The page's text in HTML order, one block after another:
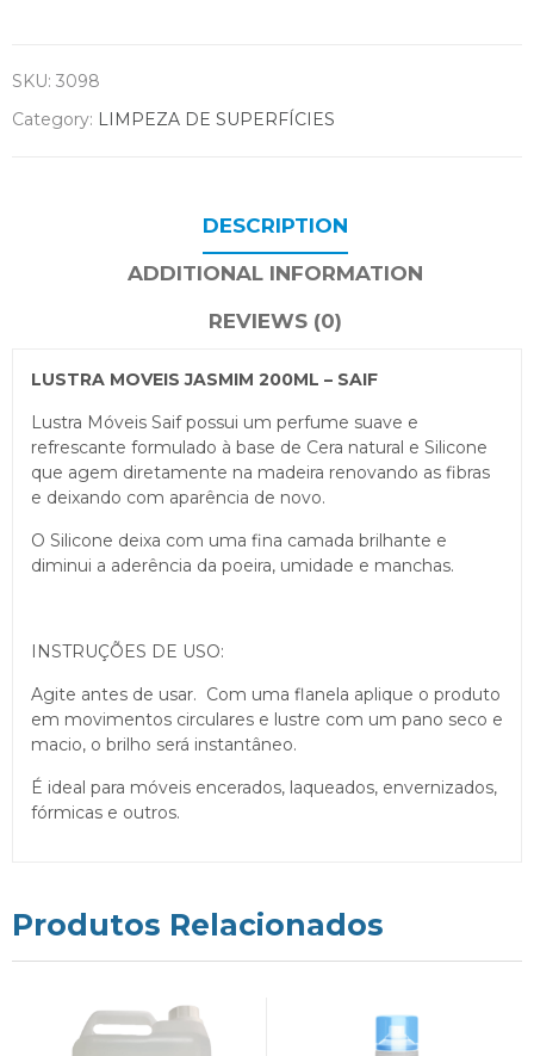
SKU: 3098
Category: LIMPEZA DE SUPERFÍCIES
DESCRIPTION
ADDITIONAL INFORMATION
REVIEWS (0)
LUSTRA MOVEIS JASMIM 200ML – SAIF
Lustra Móveis Saif possui um perfume suave e
refrescante formulado à base de Cera natural e Silicone
que agem diretamente na madeira renovando as fibras
e deixando com aparência de novo.
O Silicone deixa com uma fina camada brilhante e
diminui a aderência da poeira, umidade e manchas.
INSTRUÇÕES DE USO:
Agite antes de usar. Com uma flanela aplique o produto
em movimentos circulares e lustre com um pano seco e
macio, o brilho será instantâneo.
É ideal para móveis encerados, laqueados, envernizados,
fórmicas e outros.
Produtos Relacionados